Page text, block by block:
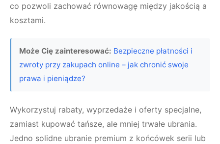
co pozwoli zachować równowagę między jakością a
kosztami.
Może Cię zainteresować: Bezpieczne płatności i
zwroty przy zakupach online – jak chronić swoje
prawa i pieniądze?
Wykorzystuj rabaty, wyprzedaże i oferty specjalne,
zamiast kupować tańsze, ale mniej trwałe ubrania.
Jedno solidne ubranie premium z końcówek serii lub